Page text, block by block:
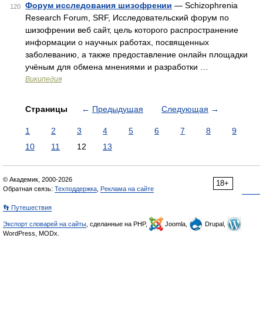
120 Форум исследования шизофрении — Schizophrenia
Research Forum, SRF, Исследовательский форум по
шизофрении веб сайт, цель которого распространение
информации о научных работах, посвященных
заболеванию, а также предоставление онлайн площадки
учёным для обмена мнениями и разработки …
Википедия
Страницы ← Предыдущая Следующая →
1 2 3 4 5 6 7 8
9
10
11 12 13
18+
© Академик, 2000-2026
Обратная связь: Техподдержка Реклама на сайте
👣 Путешествия
Экспорт словарей на сайты , сделанные на PHP, Joomla,
Drupal,
WordPress, MODx.